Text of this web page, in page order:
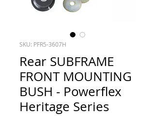
SKU: PFR5-3607H
Rear SUBFRAME
FRONT MOUNTING
BUSH - Powerflex
Heritage Series